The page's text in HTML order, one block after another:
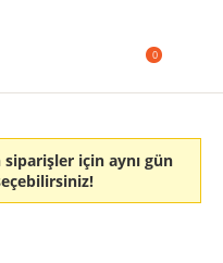
0
siparişler için aynı gün